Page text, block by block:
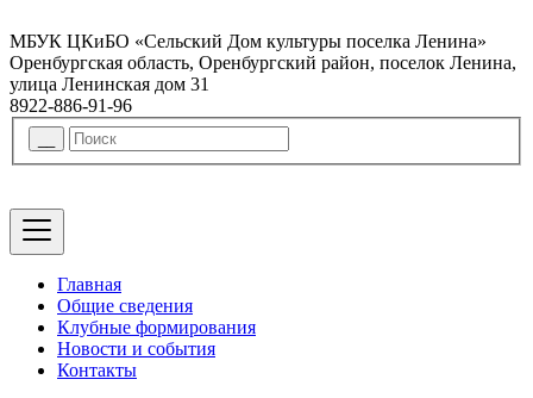
МБУК ЦКиБО «Сельский Дом культуры поселка Ленина»
Оренбургская область, Оренбургский район, поселок Ленина,
улица Ленинская дом 31
8922-886-91-96
Главная
Общие сведения
Клубные формирования
Новости и события
Контакты